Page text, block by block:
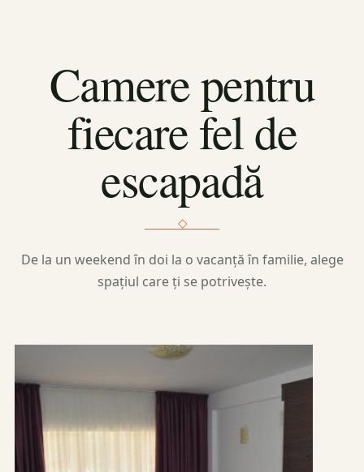
Camere pentru
fiecare fel de
escapadă
De la un weekend în doi la o vacanță în familie, alege
spațiul care ți se potrivește.